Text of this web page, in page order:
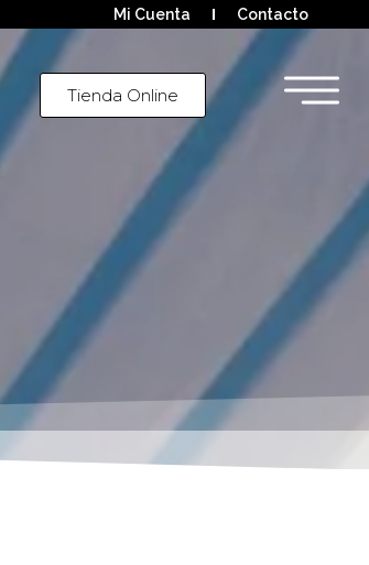
Mi Cuenta Contacto
Tienda Online